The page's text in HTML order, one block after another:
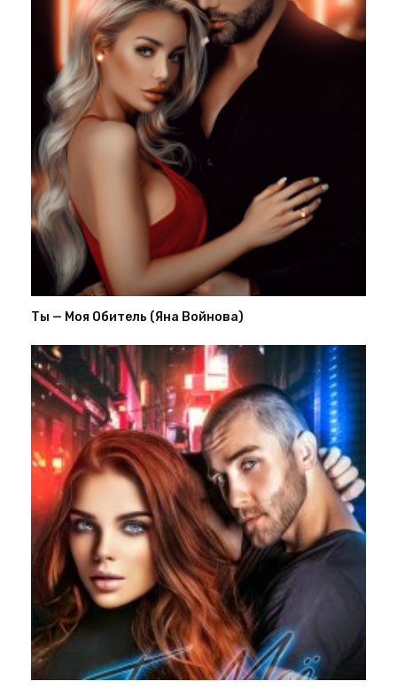
Ты — Моя Обитель (Яна Войнова)